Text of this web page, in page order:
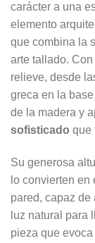
carácter a una
elemento
que combina la
arte tallado.
relieve, desde
greca en la
de la madera y
sofisticado que
Su generosa
lo convierten
pared, capaz
luz natural para
pieza que